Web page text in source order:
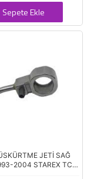
Sepete Ekle
JETİ SAĞ
2004 STAREX TCI